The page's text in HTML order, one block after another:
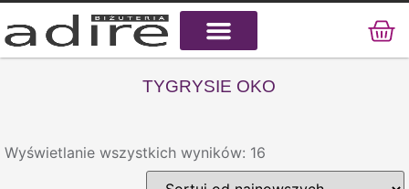
TYGRYSIE OKO
Wyświetlanie wszystkich wyników: 16